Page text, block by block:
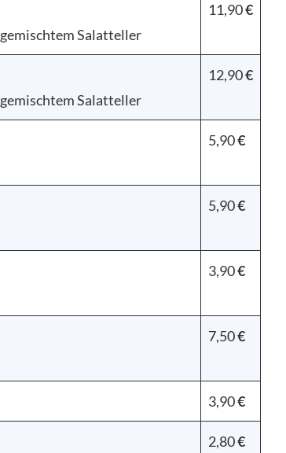
Salatteller
11,90€
Salatteller
12,90€
5,90€
5,90€
3,90€
7,50€
3,90€
2,80€